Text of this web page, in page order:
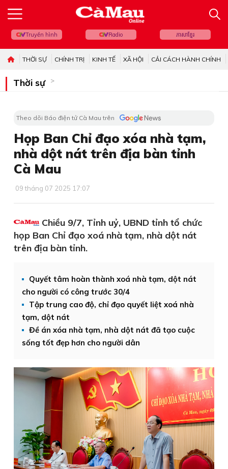
Truyền hình Radio ភាសាខ្មែរ
THỜI SỰ CHÍNH TRỊ KINH TẾ XÃ HỘI CẢI CÁCH HÀNH CHÍNH
Thời sự
Theo dõi Báo điện tử Cà Mau trên
Họp Ban Chỉ đạo xóa nhà tạm,
nhà dột nát trên địa bàn tỉnh
Cà Mau
09 tháng 07 2025 17:07
Chiều 9/7, Tỉnh uỷ, UBND tỉnh tổ chức
họp Ban Chỉ đạo xoá nhà tạm, nhà dột nát
trên địa bàn tỉnh.
Quyết tâm hoàn thành xoá nhà tạm, dột nát
cho người có công trước 30/4
Tập trung cao độ, chỉ đạo quyết liệt xoá nhà
tạm, dột nát
Đề án xóa nhà tạm, nhà dột nát đã tạo cuộc
sống tốt đẹp hơn cho người dân